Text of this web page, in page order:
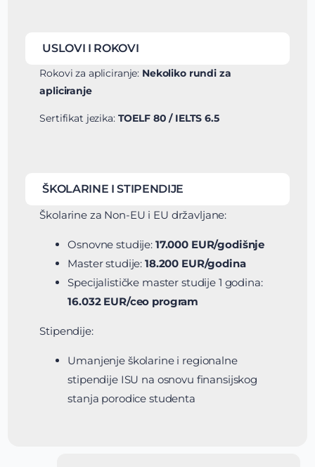
USLOVI I ROKOVI
Rokovi za apliciranje: Nekoliko rundi za
apliciranje
Sertifikat jezika: TOELF 80 / IELTS 6.5
ŠKOLARINE I STIPENDIJE
Školarine za Non-EU i EU državljane:
Osnovne studije: 17.000 EUR/godišnje
Master studije: 18.200 EUR/godina
Specijalističke master studije 1 godina:
16.032 EUR/ceo program
Stipendije:
Umanjenje školarine i regionalne
stipendije ISU na osnovu finansijskog
stanja porodice studenta